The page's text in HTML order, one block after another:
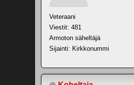
Veteraani
Viestit: 481
Armoton säheltäjä
Sijainti: Kirkkonummi